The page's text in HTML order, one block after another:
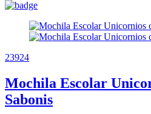
23924
Mochila Escolar
Sabonis